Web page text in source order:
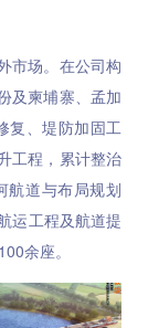
市场。在公司构
及柬埔寨、孟加
复、堤防加固工
工程，累计整治
航道与布局规划
运工程及航道提
余座。